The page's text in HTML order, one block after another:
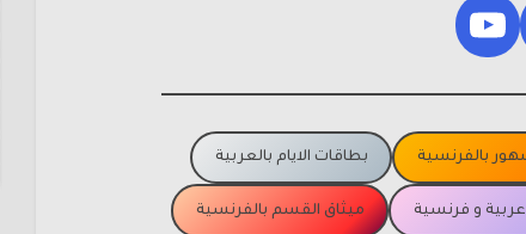
YouTube
بالفرنسية بطاقات الايام بالعربية
و فرنسية ميثاق القسم بالفرنسية